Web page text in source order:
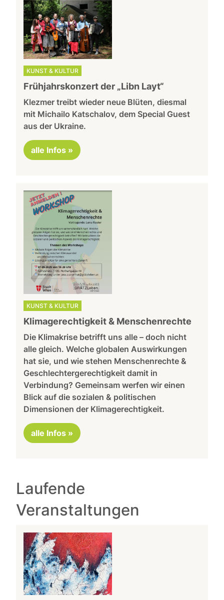
KUNST & KULTUR
Frühjahrskonzert der „Libn Layt“
Klezmer treibt wieder neue Blüten, diesmal
mit Michailo Katschalov, dem Special Guest
aus der Ukraine.
alle Infos »
KUNST & KULTUR
Klimagerechtigkeit & Menschenrechte
Die Klimakrise betrifft uns alle – doch nicht
alle gleich. Welche globalen Auswirkungen
hat sie, und wie stehen Menschenrechte &
Geschlechtergerechtigkeit damit in
Verbindung? Gemeinsam werfen wir einen
Blick auf die sozialen & politischen
Dimensionen der Klimagerechtigkeit.
alle Infos »
Laufende
Veranstaltungen